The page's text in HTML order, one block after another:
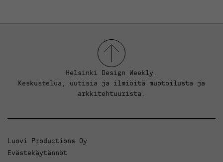
Helsinki Design Weekly.
Keskustelua, uutisia ja ilmiöitä muotoilusta ja
arkkitehtuurista.
Luovi Productions Oy
Evästekäytännöt